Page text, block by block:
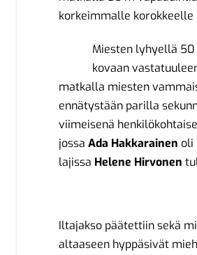
korkeimmalle korokkeelle
Miesten lyhyellä
kovaan
matkalla miesten
ennätystään parilla
viimeisenä
jossaAda Hakkarainen oli
lajissa Helene Hirvonen
Iltajakso päätettiin sekä
altaaseen hyppäsivät